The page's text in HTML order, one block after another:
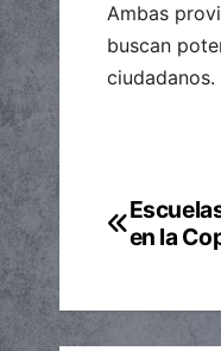
Ambas
buscan
ciudadanos.
en la